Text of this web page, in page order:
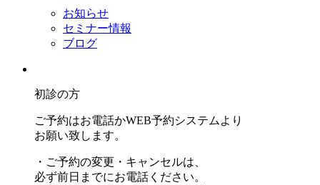
お知らせ
セミナー情報
ブログ
初診の方
ご予約はお電話かWEB予約システムより
お願い致します。
・ご予約の変更・キャンセルは、
必ず前日までにお電話ください。